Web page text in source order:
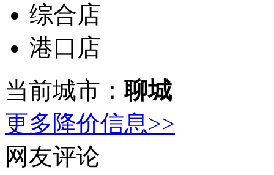
综合店
港口店
当前城市：聊城
更多降价信息>>
网友评论